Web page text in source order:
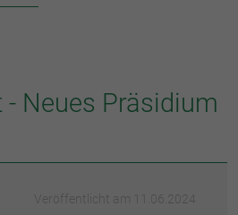
- Neues Präsidium
Veröffentlicht am 11.06.2024